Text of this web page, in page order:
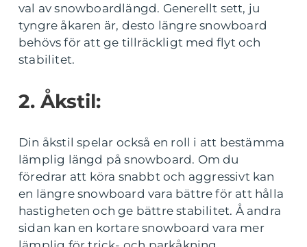
val av snowboardlängd. Generellt sett, ju
tyngre åkaren är, desto längre snowboard
behövs för att ge tillräckligt med flyt och
stabilitet.
2. Åkstil:
Din åkstil spelar också en roll i att bestämma
lämplig längd på snowboard. Om du
föredrar att köra snabbt och aggressivt kan
en längre snowboard vara bättre för att hålla
hastigheten och ge bättre stabilitet. Å andra
sidan kan en kortare snowboard vara mer